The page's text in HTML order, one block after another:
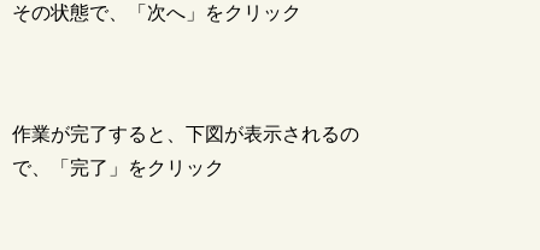
その状態で、「次へ」をクリック
作業が完了すると、下図が表示されるの
で、「完了」をクリック